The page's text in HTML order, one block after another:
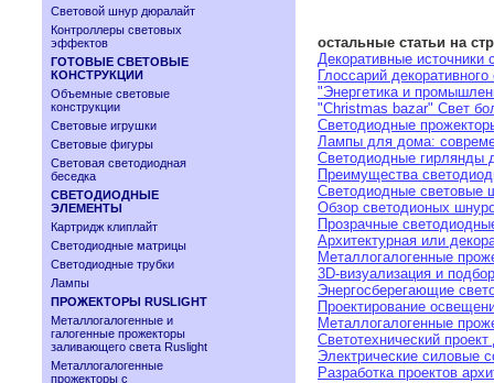
Световой шнур дюралайт
Контроллеры световых
эффектов
ГОТОВЫЕ СВЕТОВЫЕ
КОНСТРУКЦИИ
Объемные световые
конструкции
Световые игрушки
Световые фигуры
Световая светодиодная
беседка
СВЕТОДИОДНЫЕ
ЭЛЕМЕНТЫ
Картридж клиплайт
Светодиодные матрицы
Светодиодные трубки
Лампы
ПРОЖЕКТОРЫ RUSLIGHT
Металлогалогенные и
галогенные прожекторы
заливающего света Ruslight
Металлогалогенные
прожекторы с
остальные статьи на
Декоративные источники
Глоссарий декоративного
"Энергетика и
"Christmas bazar" Свет
Светодиодные
Лампы для дома:
Светодиодные гирлянды
Преимущества
Светодиодные световые
Обзор светодионых
Прозрачные
Архитектурная или
Металлогалогенные
3D-визуализация и
Энергосберегающие
Проектирование
Металлогалогенные
Светотехнический
Электрические силовые
Разработка проектов